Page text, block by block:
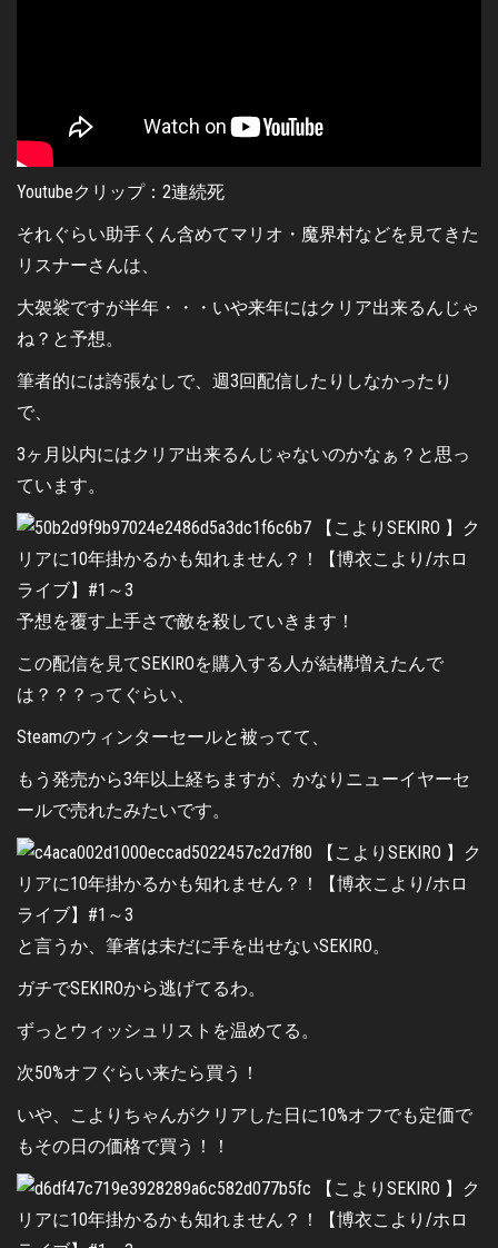
Youtubeクリップ：2連続死
それぐらい助手くん含めてマリオ・魔界村などを見てきた
リスナーさんは、
大袈裟ですが半年・・・いや来年にはクリア出来るんじゃ
ね？と予想。
筆者的には誇張なしで、週3回配信したりしなかったり
で、
3ヶ月以内にはクリア出来るんじゃないのかなぁ？と思っ
ています。
予想を覆す上手さで敵を殺していきます！
この配信を見てSEKIROを購入する人が結構増えたんで
は？？？ってぐらい、
Steamのウィンターセールと被ってて、
もう発売から3年以上経ちますが、かなりニューイヤーセ
ールで売れたみたいです。
と言うか、筆者は未だに手を出せないSEKIRO。
ガチでSEKIROから逃げてるわ。
ずっとウィッシュリストを温めてる。
次50%オフぐらい来たら買う！
いや、こよりちゃんがクリアした日に10%オフでも定価で
もその日の価格で買う！！